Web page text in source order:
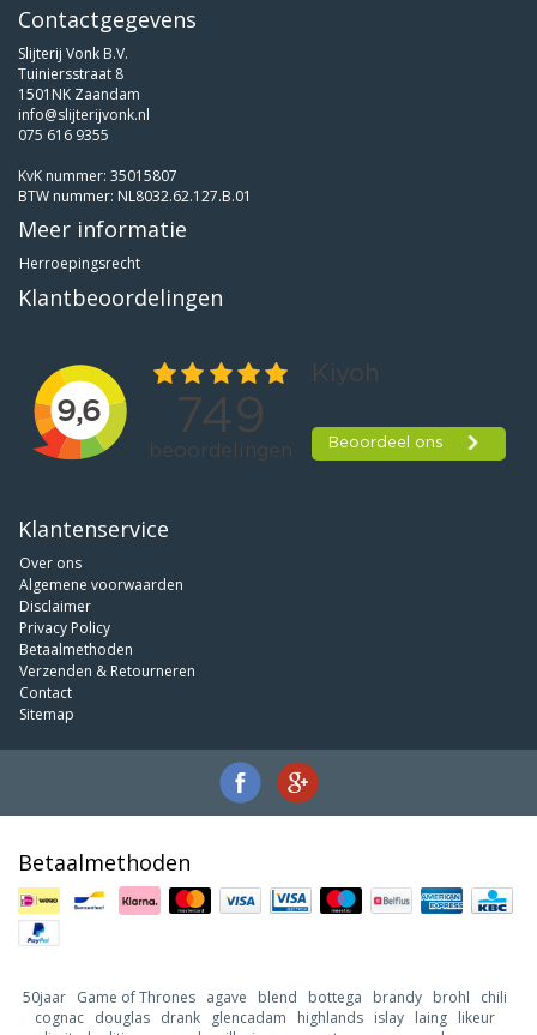
Contactgegevens
Slijterij Vonk B.V.
Tuiniersstraat 8
1501NK Zaandam
info@slijterijvonk.nl
075 616 9355
KvK nummer: 35015807
BTW nummer: NL8032.62.127.B.01
Meer informatie
Herroepingsrecht
Klantbeoordelingen
Klantenservice
Over ons
Algemene voorwaarden
Disclaimer
Privacy Policy
Betaalmethoden
Verzenden & Retourneren
Contact
Sitemap
Betaalmethoden
50jaar Game of Thrones agave blend bottega brandy brohl
chili
cognac douglas drank glencadam highlands islay laing likeur